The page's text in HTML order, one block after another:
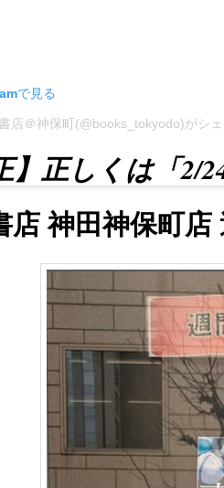
で見る
店＠神保町(@books_tokyodo)がシ
】正しくは「2/
店 神田神保町